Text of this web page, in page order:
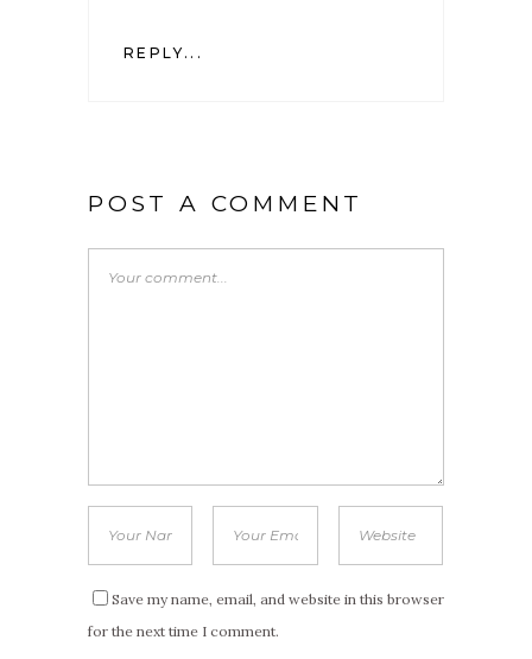
REPLY...
POST A COMMENT
Save my name, email, and website in this browser
for the next time I comment.